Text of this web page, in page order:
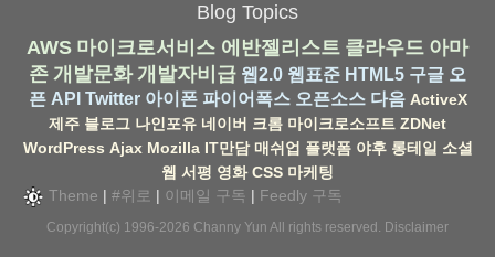
Blog Topics
AWS 마이크로서비스 에반젤리스트 클라우드 아마
존 개발문화 개발자비급 웹2.0 웹표준 HTML5 구글 오
픈 API Twitter 아이폰 파이어폭스 오픈소스 다음 ActiveX
제주 블로그 나인포유 네이버 크롬 마이크로소프트 ZDNet
WordPress Ajax Mozilla IT만담 매쉬업 플랫폼 야후 롱테일 소셜
웹 서평 영화 CSS 마케팅
Theme | #위로 | 이메일 구독 | Feedly 구독
Copyright(c) 1996-2026 Channy Yun All rights reserved. Disclaimer